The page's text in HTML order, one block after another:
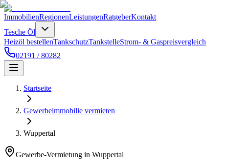
ImmobilienRegionenLeistungenRatgeberKontakt
Tesche Öl
Heizöl bestellenTankschutzTankstelleStrom- & Gaspreisvergleich
02191 / 80282
Startseite
Gewerbeimmobilie vermieten
Wuppertal
Gewerbe-Vermietung in Wuppertal